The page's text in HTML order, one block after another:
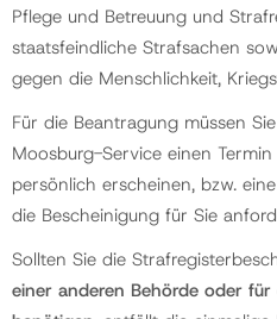
Pflege und Betreuung und
staatsfeindliche Strafsachen
gegen die Menschlichkeit,
Für die Beantragung müssen
Moosburg-Service einen
persönlich erscheinen, bzw.
die Bescheinigung für Sie
Sollten Sie die
einer anderen Behörde oder